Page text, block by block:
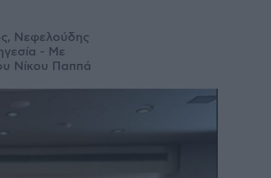
Νεφελούδης
- Με
Νίκου Παππά